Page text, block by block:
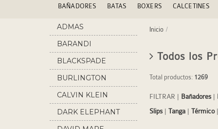
BAÑADORES BATAS BOXERS CALCETINES
ADMAS
BARANDI
BLACKSPADE
BURLINGTON
CALVIN KLEIN
DARK ELEPHANT
Inicio
Todos los
Total productos: 1269
FILTRAR | Bañadores |
Slips | Tanga | Térmico |